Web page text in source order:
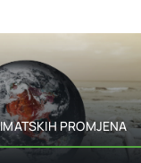
PROMJENA